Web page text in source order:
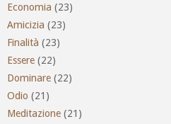
Economia (23)
Amicizia (23)
Finalità (23)
Essere (22)
Dominare (22)
Odio (21)
Meditazione (21)